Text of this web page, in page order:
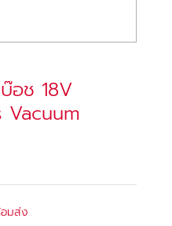
อช 18V
Vacuum
มส่ง